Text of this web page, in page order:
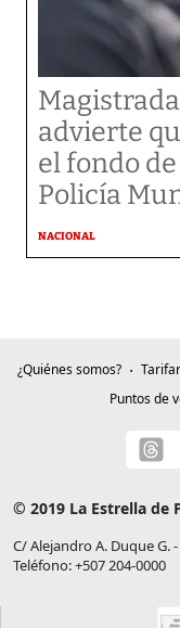
advierte
el fondo
Policía
NACIONAL
¿Quiénes somos?
Puntos de
© 2019 La Estrella de
C/ Alejandro A. Duque G.
Teléfono: +507 204-0000